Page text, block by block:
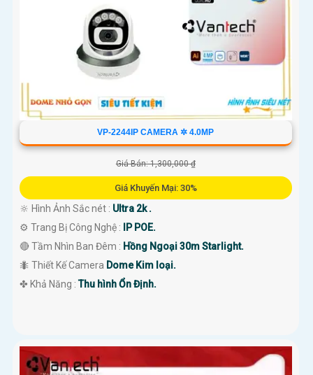
VP-2244IP CAMERA ✲ 4.0MP
Giá Bán: 1,300,000 ₫
Giá Khuyến Mại: 30%
🔆 Hình Ảnh Sắc nét : Ultra 2k .
⚙ Trang Bị Công Nghệ :
IP POE.
🔴 Tầm Nhìn Ban Đêm : Hồng Ngoại 30m Starlight.
🐜 Thiết Kế Camera Dome Kim loại.
️✤ Khả Năng :Thu hình Ổn Định.